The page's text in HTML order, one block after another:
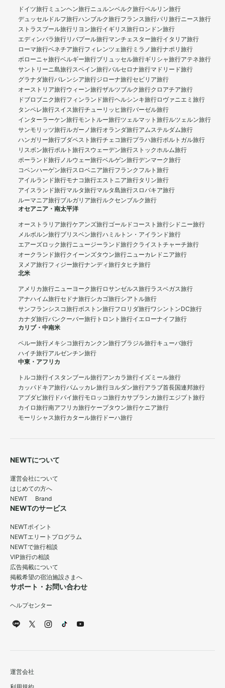
ドイツ旅行 ミュンヘン旅行ニュルンベルク旅行ベルリン旅行
デュッセルドルフ旅行ハンブルク旅行フランス旅行パリ旅行ニース旅行
ストラスブール旅行リヨン旅行イギリス旅行ロンドン旅行
エディンバラ旅行リバプール旅行マンチェスター旅行イタリア旅行
ローマ旅行ベネチア旅行フィレンツェ旅行 ミラノ旅行ナポリ旅行
ボローニャ旅行ベルギー旅行ブリュッセル旅行ギリシャ旅行アテネ旅行
サントリーニ島旅行スペイン旅行バルセロナ旅行マドリード旅行
グラナダ旅行バレンシア旅行ジローナ旅行セビリア旅行
オーストリア旅行ウィーン旅行ザルツブルク旅行クロアチア旅行
ドブロブニク旅行フィンランド旅行ヘルシンキ旅行ロヴァニエミ旅行
タンペレ旅行スイス旅行チューリッヒ旅行バーゼル旅行
インターラーケン旅行モントルー旅行ツェルマット旅行ルツェルン旅行
サンモリッツ旅行ルガーノ旅行オランダ旅行アムステルダム旅行
ハンガリー旅行ブダペスト旅行チェコ旅行プラハ旅行ポルトガル旅行
リスボン旅行ポルト旅行スウェーデン旅行ストックホルム旅行
ポーランド旅行ノルウェー旅行ベルゲン旅行デンマーク旅行
コペンハーゲン旅行スロベニア旅行フランクフルト旅行
アイルランド旅行モナコ旅行エストニア旅行タリン旅行
アイスランド旅行マルタ旅行マルタ島旅行スロバキア旅行
ルーマニア旅行ブルガリア旅行ルクセンブルク旅行
オセアニア・南太平洋
オーストラリア旅行ケアンズ旅行ゴールドコースト旅行シドニー旅行
メルボルン旅行ブリスベン旅行ハミルトン・アイランド旅行
エアーズロック旅行ニュージーランド旅行クライストチャーチ旅行
オークランド旅行クイーンズタウン旅行ニューカレドニア旅行
ヌメア旅行フィジー旅行ナンディ旅行タヒチ旅行
北米
アメリカ旅行ニューヨーク旅行ロサンゼルス旅行ラスベガス旅行
アナハイム旅行セドナ旅行シカゴ旅行シアトル旅行
サンフランシスコ旅行ボストン旅行フロリダ旅行ワシントンDC旅行
カナダ旅行バンクーバー旅行 トロント旅行イエローナイフ旅行
カリブ・中南米
ペルー旅行メキシコ旅行カンクン旅行ブラジル旅行キューバ旅行
ハイチ旅行アルゼンチン旅行
中東・アフリカ
トルコ旅行イスタンブール旅行アンカラ旅行イズミール旅行
カッパドキア旅行パムッカレ旅行ヨルダン旅行アラブ首長国連邦旅行
アブダビ旅行 ドバイ旅行モロッコ旅行カサブランカ旅行エジプト旅行
カイロ旅行南アフリカ旅行ケープタウン旅行ケニア旅行
モーリシャス旅行カタール旅行 ドーハ旅行
NEWTについて
運営会社について
はじめての方へ
NEWT Brand
NEWTのサービス
NEWTポイント
NEWTエリートプログラム
NEWTで旅行相談
VIP旅行の相談
広告掲載について
掲載希望の宿泊施設さまへ
サポート・お問い合わせ
ヘルプセンター
運営会社